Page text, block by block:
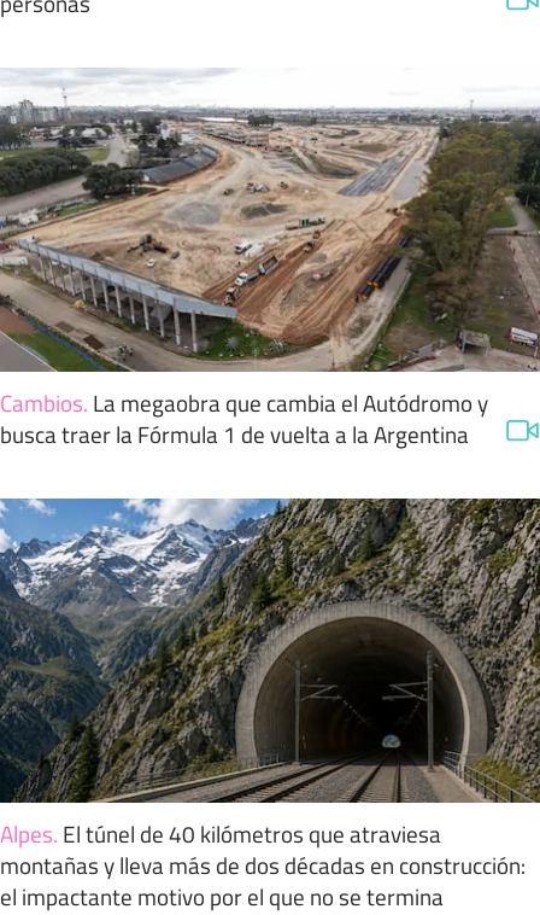
Cambios. La megaobra que cambia el Autódromo y
busca traer la Fórmula 1 de vuelta a la Argentina
Alpes. El túnel de 40 kilómetros que atraviesa
montañas y lleva más de dos décadas en construcción:
el impactante motivo por el que no se termina